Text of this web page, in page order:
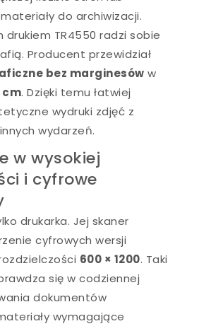
do archiwizacji.
drukiem TR4550 radzi sobie
Producent przewidział
bez marginesów w
cm. Dzięki temu łatwiej
wydruki zdjęć z
wydarzeń.
w wysokiej
i cyfrowe
drukarka. Jej skaner
cyfrowych wersji
600 × 1200. Taki
się w codziennej
dokumentów
wymagające